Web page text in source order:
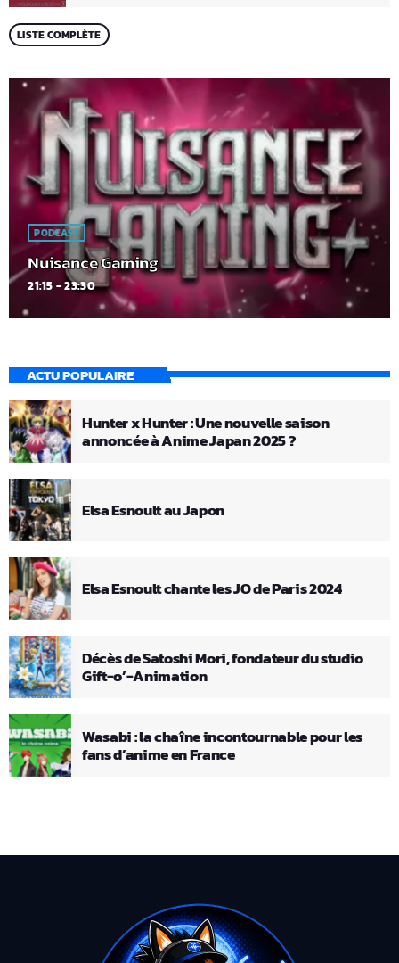
LISTE COMPLÈTE
PODCAST
Nuisance Gaming
21:15 - 23:30
ACTU POPULAIRE
Hunter x Hunter : Une nouvelle saison
annoncée à Anime Japan 2025 ?
Elsa Esnoult au Japon
Elsa Esnoult chante les JO de Paris 2024
Décès de Satoshi Mori, fondateur du studio
Gift-o’-Animation
Wasabi : la chaîne incontournable pour les
fans d’anime en France